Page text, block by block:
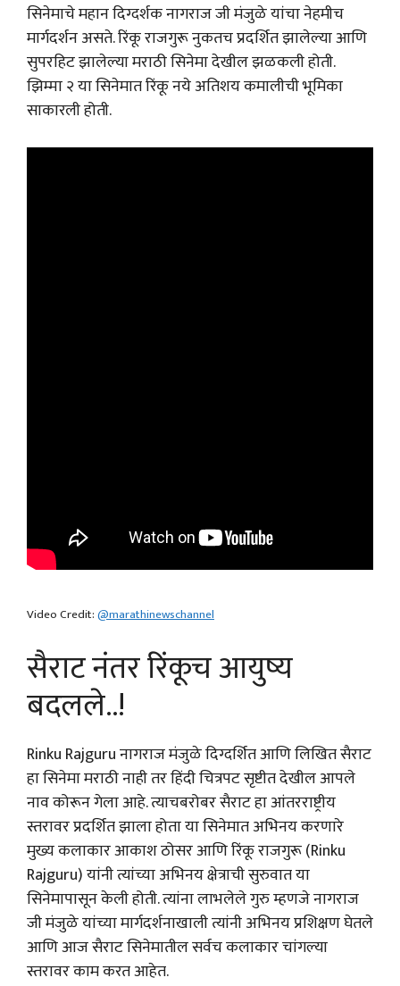
सिनेमाचे महान दिग्दर्शक नागराज जी मंजुळे यांचा नेहमीच
मार्गदर्शन असते. रिंकू राजगुरू नुकतच प्रदर्शित झालेल्या आणि
सुपरहिट झालेल्या मराठी सिनेमा देखील झळकली होती.
झिम्मा २ या सिनेमात रिंकू नये अतिशय कमालीची भूमिका
साकारली होती.
Video Credit:@marathinewschannel
सैराट नंतर रिंकूच आयुष्य
बदलले..!
Rinku Rajguru नागराज मंजुळे दिग्दर्शित आणि लिखित सैराट
हा सिनेमा मराठी नाही तर हिंदी चित्रपट सृष्टीत देखील आपले
नाव कोरून गेला आहे. त्याचबरोबर सैराट हा आंतरराष्ट्रीय
स्तरावर प्रदर्शित झाला होता या सिनेमात अभिनय करणारे
मुख्य कलाकार आकाश ठोसर आणि रिंकू राजगुरू (Rinku
Rajguru) यांनी त्यांच्या अभिनय क्षेत्राची सुरुवात या
सिनेमापासून केली होती. त्यांना लाभलेले गुरु म्हणजे नागराज
जी मंजुळे यांच्या मार्गदर्शनाखाली त्यांनी अभिनय प्रशिक्षण घेतले
आणि आज सैराट सिनेमातील सर्वच कलाकार चांगल्या
स्तरावर काम करत आहेत.